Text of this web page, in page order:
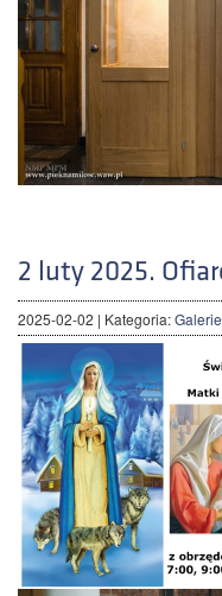
2 luty 2025.
2025-02-02 | Kategoria:Galerie